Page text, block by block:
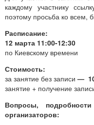
каждому участнику
поэтому просьба ко всем,
Расписание:
12 марта 11:00-12:30
по Киевскому времени
Стоимость:
за занятие без записи —
занятие + получение
Вопросы,
организаторов: